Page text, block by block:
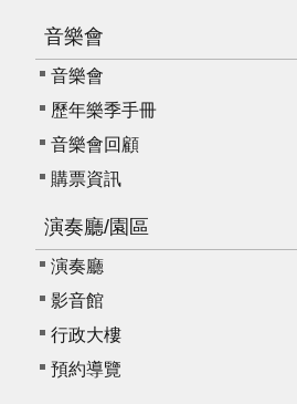
音樂會
音樂會
歷年樂季手冊
音樂會回顧
購票資訊
演奏廳/園區
演奏廳
影音館
行政大樓
預約導覽